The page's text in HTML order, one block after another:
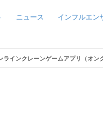
ニュース インフルエン
ラインクレーンゲームアプリ（オ